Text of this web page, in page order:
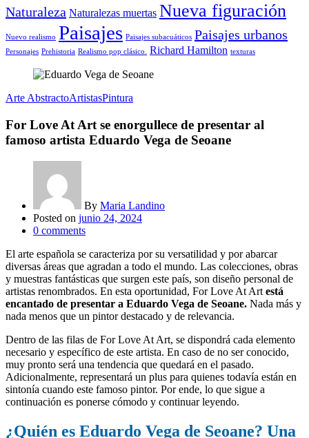
Naturaleza Naturalezas muertas Nueva figuración
Nuevo realismo Paisajes Paisajes subacuáticos Paisajes urbanos
Personajes Prehistoria Realismo pop clásico. Richard Hamilton texturas
Arte AbstractoArtistasPintura
For Love At Art se enorgullece de presentar al
famoso artista Eduardo Vega de Seoane
By Maria Landino
Posted on junio 24, 2024
0 comments
El arte española se caracteriza por su versatilidad y por abarcar
diversas áreas que agradan a todo el mundo. Las colecciones, obras
y muestras fantásticas que surgen este país, son diseño personal de
artistas renombrados. En esta oportunidad, For Love At Art está
encantado de presentar a Eduardo Vega de Seoane. Nada más y
nada menos que un pintor destacado y de relevancia.
Dentro de las filas de For Love At Art, se dispondrá cada elemento
necesario y específico de este artista. En caso de no ser conocido,
muy pronto será una tendencia que quedará en el pasado.
Adicionalmente, representará un plus para quienes todavía están en
sintonía cuando este famoso pintor. Por ende, lo que sigue a
continuación es ponerse cómodo y continuar leyendo.
¿Quién es Eduardo Vega de Seoane? Una